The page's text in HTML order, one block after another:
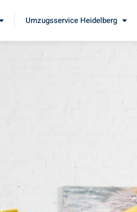
Umzugsservice Heidelberg